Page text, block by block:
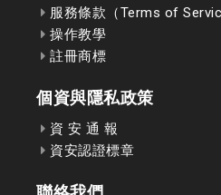
服務條款（Terms of
操作教學
註冊商標
個資與隱私政策
資 安 通 報
資安認證標章